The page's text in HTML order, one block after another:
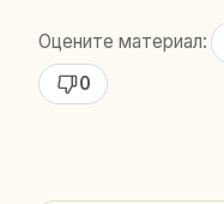
Оцените материал:
0